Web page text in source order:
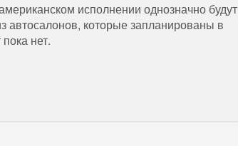
исполнении однозначно будут
автосалонов, которые запланированы в
нет.